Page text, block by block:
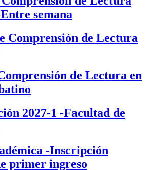
semana
Comprensión de Lectura
de Lectura en
2027-1 -Facultad de
-Inscripción
primer ingreso